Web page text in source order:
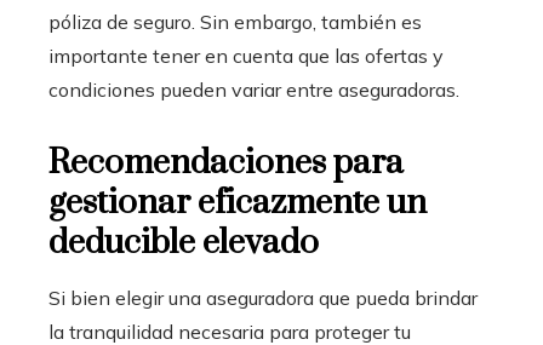
póliza de seguro. Sin embargo, también es
importante tener en cuenta que las ofertas y
condiciones pueden variar entre aseguradoras.
Recomendaciones para
gestionar eficazmente un
deducible elevado
Si bien elegir una aseguradora que pueda brindar
la tranquilidad necesaria para proteger tu